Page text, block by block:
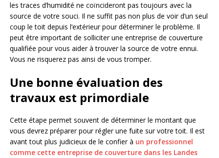
les traces d’humidité ne coïncideront pas toujours avec la
source de votre souci. Il ne suffit pas non plus de voir d’un seul
coup le toit depuis l’extérieur pour déterminer le problème. Il
peut être important de solliciter une entreprise de couverture
qualifiée pour vous aider à trouver la source de votre ennui.
Vous ne risquerez pas ainsi de vous tromper.
Une bonne évaluation des
travaux est primordiale
Cette étape permet souvent de déterminer le montant que
vous devrez préparer pour régler une fuite sur votre toit. Il est
avant tout plus judicieux de le confier à un professionnel
comme cette entreprise de couverture dans les Landes